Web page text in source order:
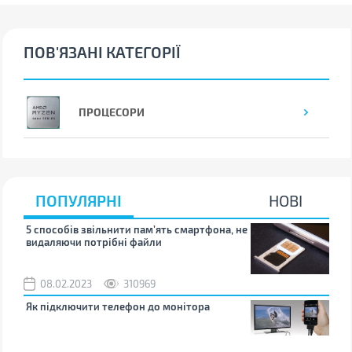
ПОВ'ЯЗАНІ КАТЕГОРІЇ
ПРОЦЕСОРИ
ПОПУЛЯРНІ НОВІ
5 способів звільнити пам’ять смартфона, не
видаляючи потрібні файли
08.02.2023
310969
Як підключити телефон до монітора